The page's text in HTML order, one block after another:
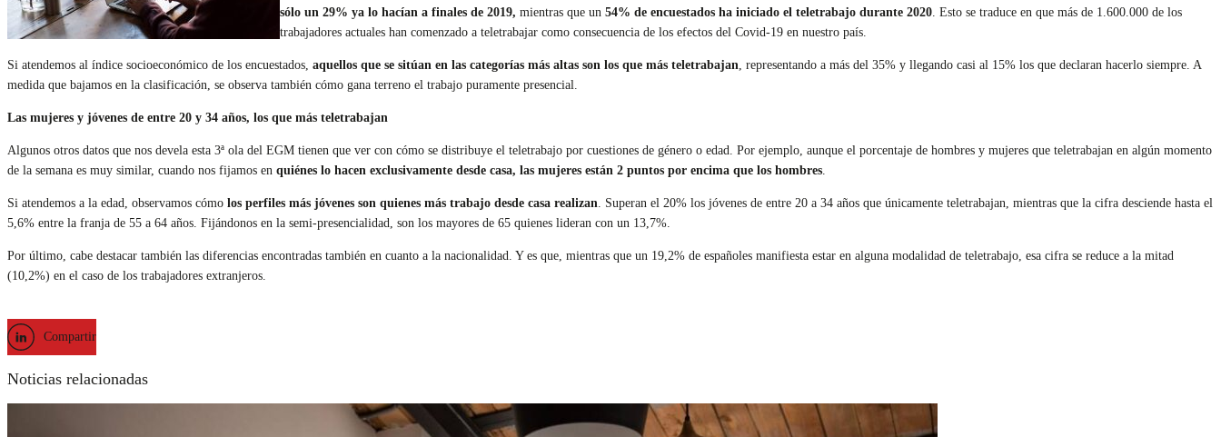
sólo un 29% ya lo hacían a finales de 2019, mientras que un 54% de encuestados ha iniciado el teletrabajo durante 2020 . Esto se traduce en que más de 1.600.000 de los
trabajadores actuales han comenzado a teletrabajar como consecuencia de los efectos del Covid-19 en nuestro país.
Si atendemos al índice socioeconómico de los encuestados, aquellos que se sitúan en las categorías más altas son los que más teletrabajan , representando a más del 35% y llegando casi al 15% los que declaran hacerlo siempre. A
medida que bajamos en la clasificación, se observa también cómo gana terreno el trabajo puramente presencial.
Las mujeres y jóvenes de entre 20 y 34 años, los que más teletrabajan
Algunos otros datos que nos devela esta 3ª ola del EGM tienen que ver con cómo se distribuye el teletrabajo por cuestiones de género o edad. Por ejemplo, aunque el porcentaje de hombres y mujeres que teletrabajan en algún momento
de la semana es muy similar, cuando nos fijamos en quiénes lo hacen exclusivamente desde casa, las mujeres están 2 puntos por encima que los hombres
Si atendemos a la edad, observamos cómo los perfiles más jóvenes son quienes más trabajo desde casa realizan . Superan el 20% los jóvenes de entre 20 a 34 años que únicamente teletrabajan, mientras que la cifra desciende hasta el
5,6% entre la franja de 55 a 64 años. Fijándonos en la semi-presencialidad, son los mayores de 65 quienes lideran con un 13,7%.
Por último, cabe destacar también las diferencias encontradas también en cuanto a la nacionalidad. Y es que, mientras que un 19,2% de españoles manifiesta estar en alguna modalidad de teletrabajo, esa cifra se reduce a la mitad
(10,2%) en el caso de los trabajadores extranjeros.
Compartir
Noticias relacionadas